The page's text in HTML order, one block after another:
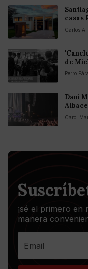
casas
Carlos
de
Perro
Dani
Carol
¡sé el primero en
manera